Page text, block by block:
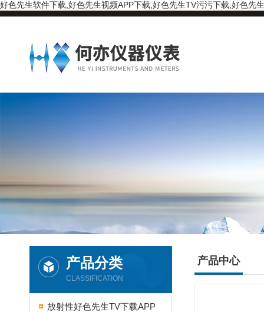
好色先生软件下载,好色先生视频APP下载,好色先生TV污污下载,好色先
产品分类
CLASSIFICATION
放射性好色先生TV下载APP
产品中心